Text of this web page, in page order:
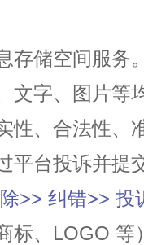
存储空间服务
文字、图片等
性、合法性、
平台投诉并提
>> 纠错>> 投
标、LOGO